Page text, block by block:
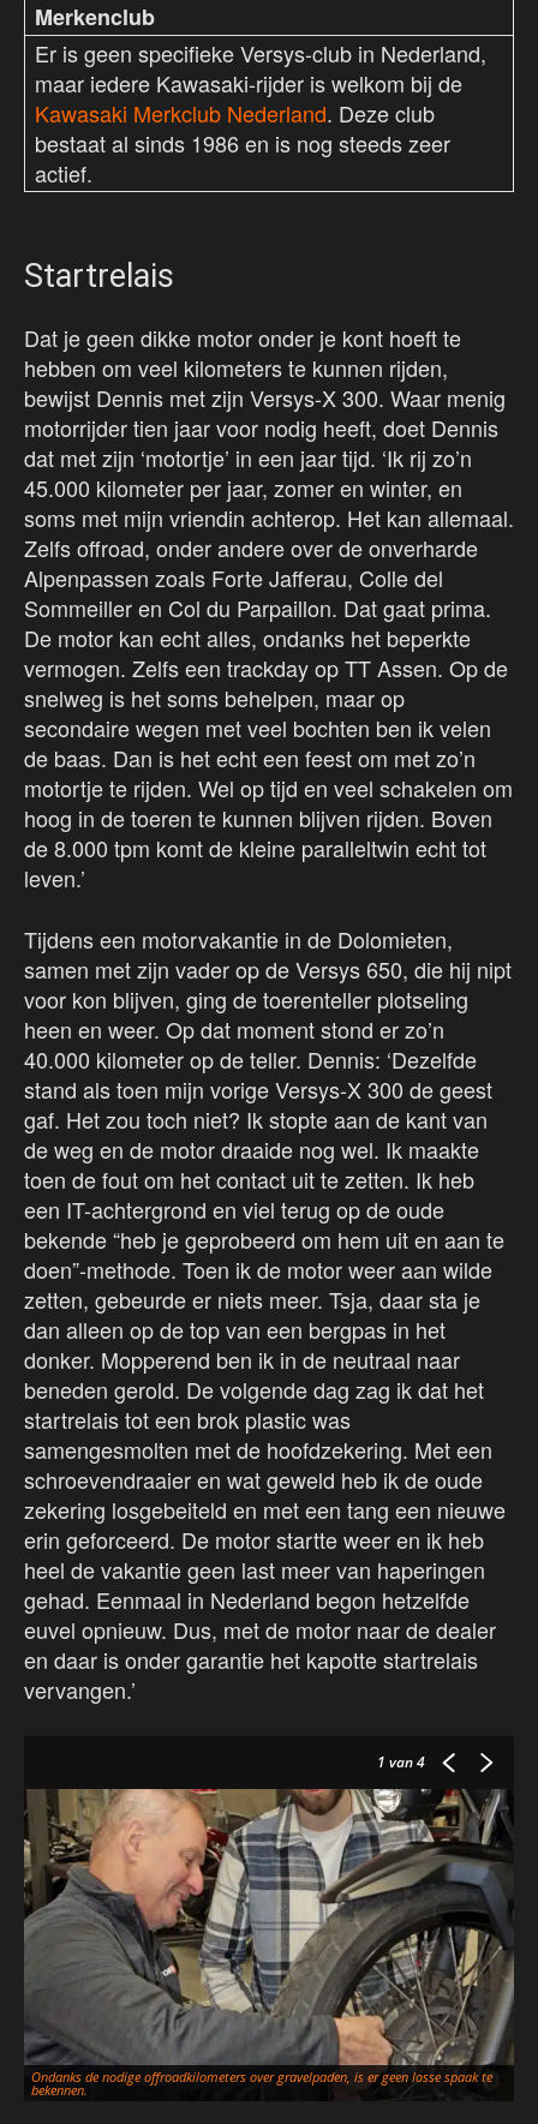
Merkenclub
Er is geen specifieke Versys-club in Nederland,
maar iedere Kawasaki-rijder is welkom bij de
Kawasaki Merkclub Nederland. Deze club
bestaat al sinds 1986 en is nog steeds zeer
actief.
Startrelais
Dat je geen dikke motor onder je kont hoeft te
hebben om veel kilometers te kunnen rijden,
bewijst Dennis met zijn Versys-X 300. Waar menig
motorrijder tien jaar voor nodig heeft, doet Dennis
dat met zijn ‘motortje’ in een jaar tijd. ‘Ik rij zo’n
45.000 kilometer per jaar, zomer en winter, en
soms met mijn vriendin achterop. Het kan allemaal.
Zelfs offroad, onder andere over de onverharde
Alpenpassen zoals Forte Jafferau, Colle del
Sommeiller en Col du Parpaillon. Dat gaat prima.
De motor kan echt alles, ondanks het beperkte
vermogen. Zelfs een trackday op TT Assen. Op de
snelweg is het soms behelpen, maar op
secondaire wegen met veel bochten ben ik velen
de baas. Dan is het echt een feest om met zo’n
motortje te rijden. Wel op tijd en veel schakelen om
hoog in de toeren te kunnen blijven rijden. Boven
de 8.000 tpm komt de kleine paralleltwin echt tot
leven.’
Tijdens een motorvakantie in de Dolomieten,
samen met zijn vader op de Versys 650, die hij nipt
voor kon blijven, ging de toerenteller plotseling
heen en weer. Op dat moment stond er zo’n
40.000 kilometer op de teller. Dennis: ‘Dezelfde
stand als toen mijn vorige Versys-X 300 de geest
gaf. Het zou toch niet? Ik stopte aan de kant van
de weg en de motor draaide nog wel. Ik maakte
toen de fout om het contact uit te zetten. Ik heb
een IT-achtergrond en viel terug op de oude
bekende “heb je geprobeerd om hem uit en aan te
doen”-methode. Toen ik de motor weer aan wilde
zetten, gebeurde er niets meer. Tsja, daar sta je
dan alleen op de top van een bergpas in het
donker. Mopperend ben ik in de neutraal naar
beneden gerold. De volgende dag zag ik dat het
startrelais tot een brok plastic was
samengesmolten met de hoofdzekering. Met een
schroevendraaier en wat geweld heb ik de oude
zekering losgebeiteld en met een tang een nieuwe
erin geforceerd. De motor startte weer en ik heb
heel de vakantie geen last meer van haperingen
gehad. Eenmaal in Nederland begon hetzelfde
euvel opnieuw. Dus, met de motor naar de dealer
en daar is onder garantie het kapotte startrelais
vervangen.’
1 van 4
Ondanks de nodige offroadkilometers over gravelpaden, is er geen losse spaak te
bekennen.